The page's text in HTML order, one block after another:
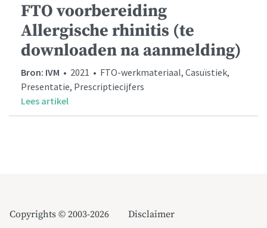
FTO voorbereiding
Allergische rhinitis (te
downloaden na aanmelding)
Bron: IVM • 2021 • FTO-werkmateriaal, Casuïstiek,
Presentatie, Prescriptiecijfers
Lees artikel
Copyrights © 2003-2026 Disclaimer